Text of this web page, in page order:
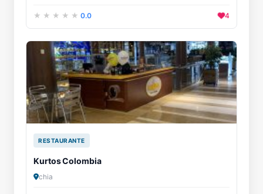
0.0 4
RESTAURANTE
Kurtos Colombia
chia